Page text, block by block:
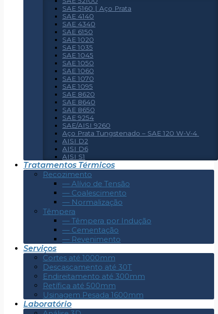
SAE 5160 | Aço Prata
SAE 4140
SAE 4340
SAE 6150
SAE 1020
SAE 1035
SAE 1045
SAE 1050
SAE 1060
SAE 1070
SAE 1095
SAE 8620
SAE 8640
SAE 8650
SAE 9254
SAE/AISI 9260
Aço Prata Tungstenado – SAE 120 W-V-4
AISI D2
AISI D6
AISI S1
Tratamentos Térmicos
Recozimento
— Alívio de Tensão
— Coalescimento
— Normalização
Têmpera
— Têmpera por Indução
— Cementação
— Revenimento
Serviços
Cortes até 1000mm
Descascamento até 30T
Endireitamento até 300mm
Retífica até 500mm
Usinagem Pesada 1600mm
Laboratório